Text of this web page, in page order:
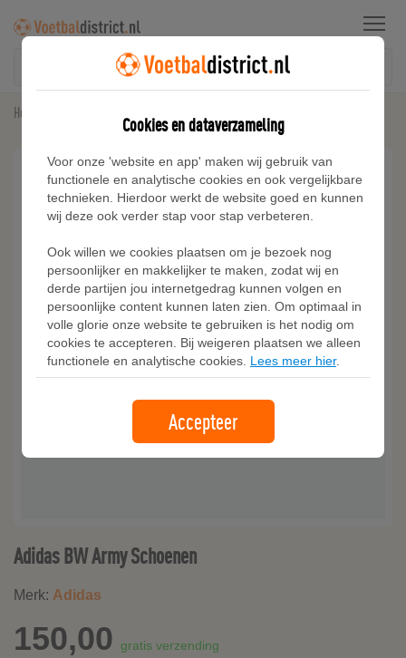
Menu
Home
Adidas BW Army Schoenen
Merk: Adidas
150,00 gratis verzending
Cookies en dataverzameling
Voor onze 'website en app' maken wij gebruik van
functionele en analytische cookies en ook vergelijkbare
technieken. Hierdoor werkt de website goed en kunnen
wij deze ook verder stap voor stap verbeteren.
Ook willen we cookies plaatsen om je bezoek nog
persoonlijker en makkelijker te maken, zodat wij en
derde partijen jou internetgedrag kunnen volgen en
persoonlijke content kunnen laten zien. Om optimaal in
volle glorie onze website te gebruiken is het nodig om
cookies te accepteren. Bij weigeren plaatsen we alleen
functionele en analytische cookies. Lees meer hier.
Accepteer